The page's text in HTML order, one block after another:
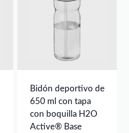
Bidón deportivo de
650 ml con tapa
con boquilla H2O
Active® Base